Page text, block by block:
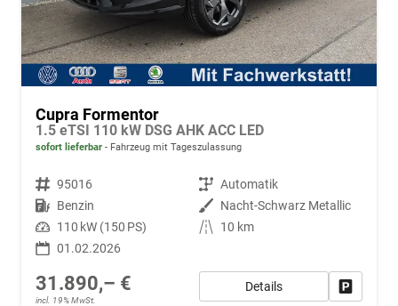
Cupra Formentor
1.5 eTSI 110 kW DSG AHK ACC LED
sofort lieferbar Fahrzeug mit Tageszulassung
Fahrzeugnr. 95016 Getriebe Automatik
Kraftstoff Benzin Außenfarbe Nacht-Schwarz Metallic
Leistung 110 kW (150 PS) Kilometerstand
10 km
01.02.2026
31.890,– €
incl. 19% MwSt.
Details